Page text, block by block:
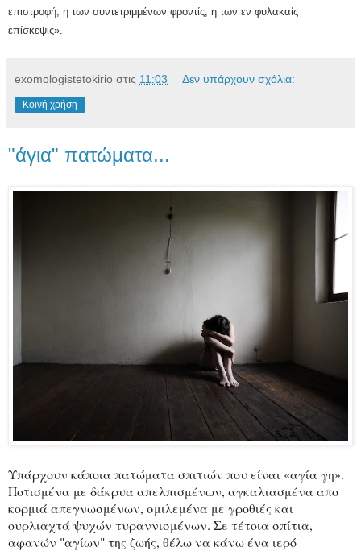
επιστροφή, η των συντετριμμένων φροντίς, η των εν φυλακαίς
επίσκεψις».
exomologistetokirio στις 11:03 Δεν υπάρχουν σχόλια:
Κοινή χρήση
"άγια" πατώματα...
Υπάρχουν κάποια πατώματα σπιτιών που είναι «αγία γη».
Ποτισμένα με δάκρυα απελπισμένων, αγκαλιασμένα απο
κορμιά απεγνωσμένων, σμιλεμένα με γροθιές και
ουρλιαχτά ψυχών τυραννισμένων. Σε τέτοια σπίτια,
αφανών "αγίων" της ζωής, θέλω να κάνω ένα ιερό